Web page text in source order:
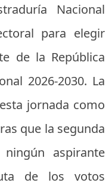
Nacional
para elegir
de la República
2026-2030. La
jornada como
que la segunda
aspirante
de los votos